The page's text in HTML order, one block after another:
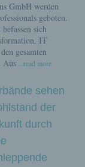
GmbH werden
geboten.
sich
IT
gesamten
Aus ...read more
sehen
der
durch